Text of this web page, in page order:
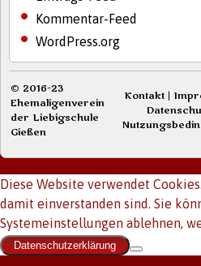
Kommentar-Feed
WordPress.org
© 2016-23
Ehemaligenverein
der Liebigschule
Gießen
Kontakt |
Diese Website verwendet
damit einverstanden sind. Sie
Systemeinstellungen ablehnen,
Datenschutzerklärung